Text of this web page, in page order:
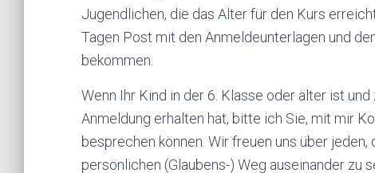
Jugendlichen, die das Alter für den Kurs
Tagen Post mit den Anmeldeunterlagen und
bekommen.
Wenn Ihr Kind in der 6. Klasse oder älter ist
Anmeldung erhalten hat, bitte ich Sie, mit mir
besprechen können. Wir freuen uns über
persönlichen (Glaubens-) Weg auseinander zu